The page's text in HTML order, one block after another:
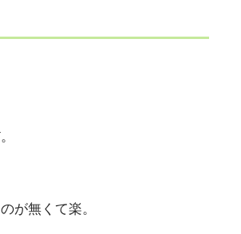
が無くて楽。